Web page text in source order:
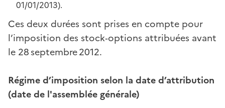
01/01/2013).
Ces deux durées sont prises en compte pour
l’imposition des stock‑options attribuées avant
le 28 septembre 2012.
Régime d’imposition selon la date d’attribution
(date de l'assemblée générale)